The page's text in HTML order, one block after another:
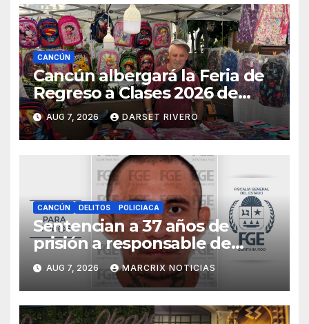
CANCÚN
Cancún albergará la Feria de
Regreso a Clases 2026 de
Profeco del 14 al 16 de agosto
AUG 7, 2026 DARSET RIVERO
CANCÚN DELITOS POLICIACA
Sentencian a 37 años de
prisión a responsable de
matar a una mujer cubana en
Cancún
AUG 7, 2026 MARCRIX NOTICIAS